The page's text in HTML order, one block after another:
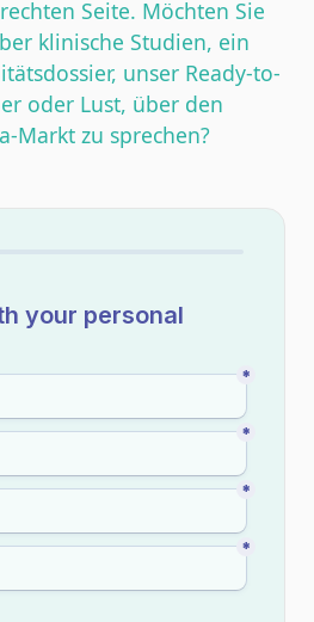
Seite. Möchten Sie
klinische Studien, ein
unser Ready-to-
oder Lust, über den
Markt zu sprechen?